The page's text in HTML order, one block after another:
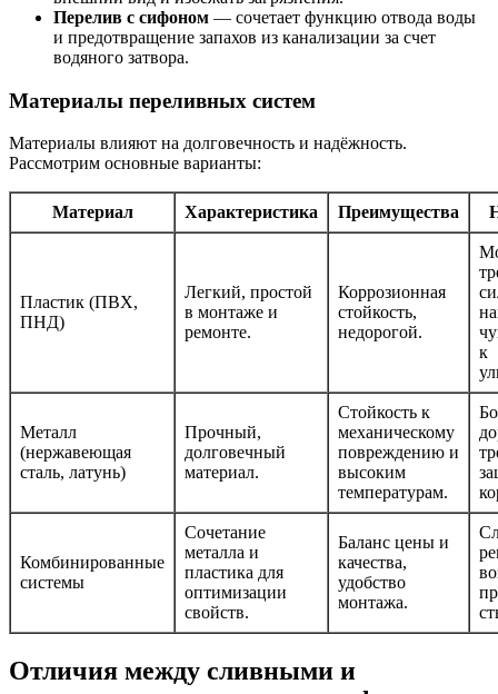
Перелив с сифоном — сочетает функцию отвода воды
и предотвращение запахов из канализации за счет
водяного затвора.
Материалы переливных систем
Материалы влияют на долговечность и надёжность.
Рассмотрим основные варианты:
Материал Характеристика Преимущества
Пластик (ПВХ,
ПНД)
Легкий, простой
в монтаже и
ремонте.
Коррозионная
стойкость,
недорогой.
к
Металл
(нержавеющая
сталь, латунь)
Прочный,
долговечный
материал.
Стойкость к
механическому
повреждению и
высоким
температурам.
Комбинированные
системы
Сочетание
металла и
пластика для
оптимизации
свойств.
Баланс цены и
качества,
удобство
монтажа.
Отличия между сливными и